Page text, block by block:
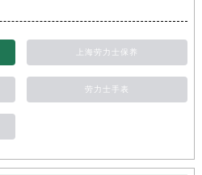
上海劳力士保养
劳力士手表